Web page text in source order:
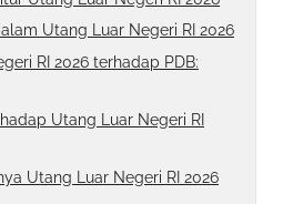
Utang Luar Negeri RI 2026
RI 2026 terhadap PDB:
Utang Luar Negeri RI
Utang Luar Negeri RI 2026